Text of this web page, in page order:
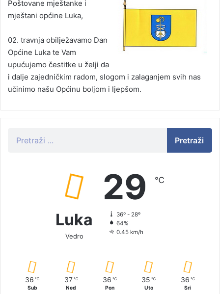
Poštovane mještanke i
mještani općine Luka,
02. travnja obilježavamo Dan
Općine Luka te Vam
upućujemo čestitke u želji da
i dalje zajedničkim radom, slogom i zalaganjem svih nas
učinimo našu Općinu boljom i ljepšom.
Pretraži
Luka
Vedro
29 ℃
36º - 28º
64%
0.45 km/h
36 ℃
Sub
37 ℃
Ned
36 ℃
Pon
35 ℃
Uto
36 ℃
Sri